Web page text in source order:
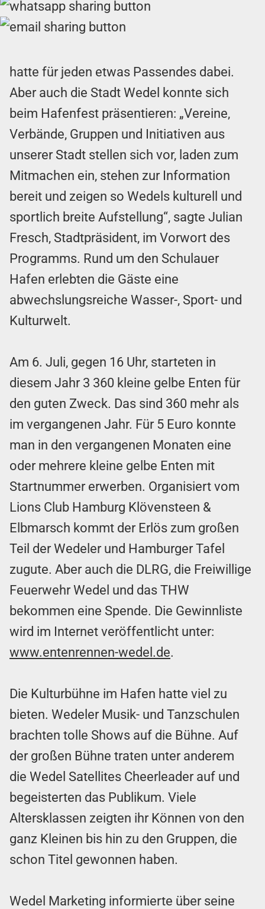
hatte für jeden etwas Passendes dabei.
Aber auch die Stadt Wedel konnte sich
beim Hafenfest präsentieren: „Vereine,
Verbände, Gruppen und Initiativen aus
unserer Stadt stellen sich vor, laden zum
Mitmachen ein, stehen zur Information
bereit und zeigen so Wedels kulturell und
sportlich breite Aufstellung“, sagte Julian
Fresch, Stadtpräsident, im Vorwort des
Programms. Rund um den Schulauer
Hafen erlebten die Gäste eine
abwechslungsreiche Wasser-, Sport- und
Kulturwelt.
Am 6. Juli, gegen 16 Uhr, starteten in
diesem Jahr 3 360 kleine gelbe Enten für
den guten Zweck. Das sind 360 mehr als
im vergangenen Jahr. Für 5 Euro konnte
man in den vergangenen Monaten eine
oder mehrere kleine gelbe Enten mit
Startnummer erwerben. Organisiert vom
Lions Club Hamburg Klövensteen &
Elbmarsch kommt der Erlös zum großen
Teil der Wedeler und Hamburger Tafel
zugute. Aber auch die DLRG, die Freiwillige
Feuerwehr Wedel und das THW
bekommen eine Spende. Die Gewinnliste
wird im Internet veröffentlicht unter:
www.entenrennen-wedel.de.
Die Kulturbühne im Hafen hatte viel zu
bieten. Wedeler Musik- und Tanzschulen
brachten tolle Shows auf die Bühne. Auf
der großen Bühne traten unter anderem
die Wedel Satellites Cheerleader auf und
begeisterten das Publikum. Viele
Altersklassen zeigten ihr Können von den
ganz Kleinen bis hin zu den Gruppen, die
schon Titel gewonnen haben.
Wedel Marketing informierte über seine